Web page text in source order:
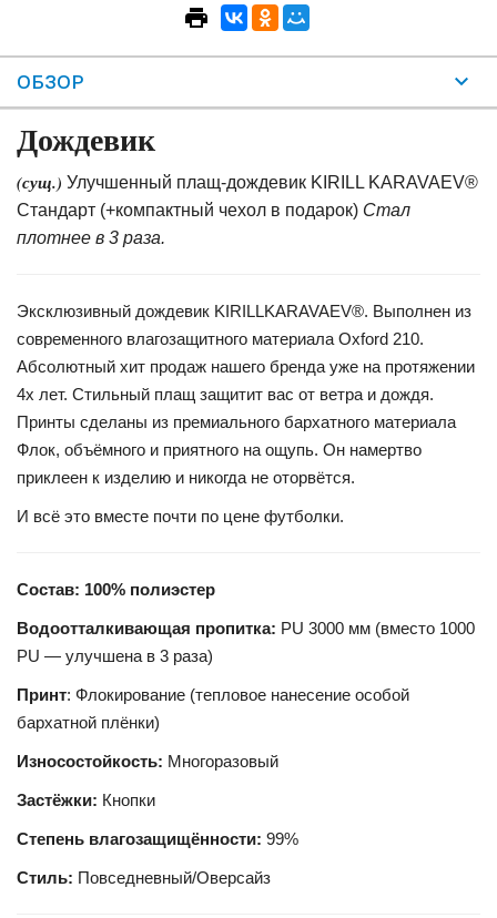
ОБЗОР
Дождевик
(сущ.) Улучшенный плащ-дождевик KIRILL KARAVAEV®
Стандарт (+компактный чехол в подарок) Стал
плотнее в 3 раза.
Эксклюзивный дождевик KIRILLKARAVAEV®. Выполнен из
современного влагозащитного материала Oxford 210.
Абсолютный хит продаж нашего бренда уже на протяжении
4х лет. Стильный плащ защитит вас от ветра и дождя.
Принты сделаны из премиального бархатного материала
Флок, объёмного и приятного на ощупь. Он намертво
приклеен к изделию и никогда не оторвётся.
И всё это вместе почти по цене футболки.
Состав: 100% полиэстер
Водоотталкивающая пропитка: PU 3000 мм (вместо 1000
PU — улучшена в 3 раза)
Принт: Флокирование (тепловое нанесение особой
бархатной плёнки)
Износостойкость: Многоразовый
Застёжки: Кнопки
Степень влагозащищённости: 99%
Стиль: Повседневный/Оверсайз